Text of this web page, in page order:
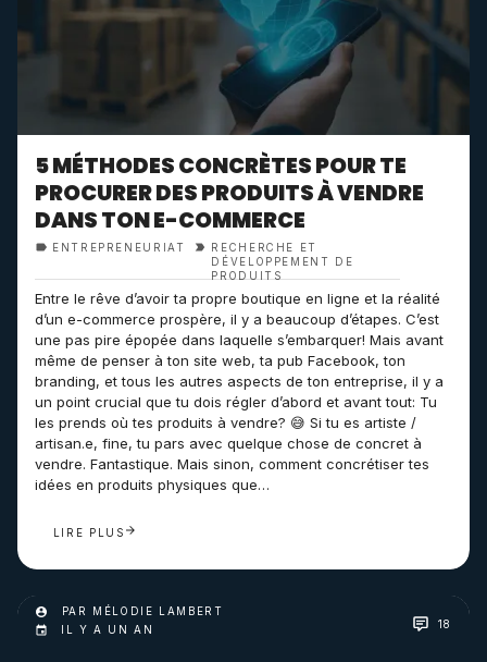
5 MÉTHODES CONCRÈTES POUR TE
PROCURER DES PRODUITS À VENDRE
DANS TON E-COMMERCE
ENTREPRENEURIAT
RECHERCHE ET
DÉVELOPPEMENT DE
PRODUITS
Entre le rêve d’avoir ta propre boutique en ligne et la réalité
d’un e-commerce prospère, il y a beaucoup d’étapes. C’est
une pas pire épopée dans laquelle s’embarquer! Mais avant
même de penser à ton site web, ta pub Facebook, ton
branding, et tous les autres aspects de ton entreprise, il y a
un point crucial que tu dois régler d’abord et avant tout: Tu
les prends où tes produits à vendre? 😅 Si tu es artiste /
artisan.e, fine, tu pars avec quelque chose de concret à
vendre. Fantastique. Mais sinon, comment concrétiser tes
idées en produits physiques que…
LIRE PLUS
PAR MÉLODIE LAMBERT
IL Y A UN AN
18